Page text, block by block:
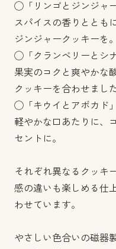
◯「リンゴとジンジャー
スパイスの香りととも
ジンジャークッキーを。
◯「クランベリーとシナ
果実のコクと爽やかな
クッキーを合わせました
◯「キウイとアボカド」
軽やかな口あたりに、
セントに。
それぞれ異なるクッキ
感の違いも楽しめる仕
わせています。
やさしい色合いの磁器